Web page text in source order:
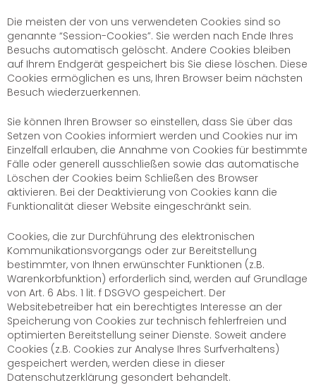
Die meisten der von uns verwendeten Cookies sind so
genannte “Session-Cookies”. Sie werden nach Ende Ihres
Besuchs automatisch gelöscht. Andere Cookies bleiben
auf Ihrem Endgerät gespeichert bis Sie diese löschen. Diese
Cookies ermöglichen es uns, Ihren Browser beim nächsten
Besuch wiederzuerkennen.
Sie können Ihren Browser so einstellen, dass Sie über das
Setzen von Cookies informiert werden und Cookies nur im
Einzelfall erlauben, die Annahme von Cookies für bestimmte
Fälle oder generell ausschließen sowie das automatische
Löschen der Cookies beim Schließen des Browser
aktivieren. Bei der Deaktivierung von Cookies kann die
Funktionalität dieser Website eingeschränkt sein.
Cookies, die zur Durchführung des elektronischen
Kommunikationsvorgangs oder zur Bereitstellung
bestimmter, von Ihnen erwünschter Funktionen (z.B.
Warenkorbfunktion) erforderlich sind, werden auf Grundlage
von Art. 6 Abs. 1 lit. f DSGVO gespeichert. Der
Websitebetreiber hat ein berechtigtes Interesse an der
Speicherung von Cookies zur technisch fehlerfreien und
optimierten Bereitstellung seiner Dienste. Soweit andere
Cookies (z.B. Cookies zur Analyse Ihres Surfverhaltens)
gespeichert werden, werden diese in dieser
Datenschutzerklärung gesondert behandelt.